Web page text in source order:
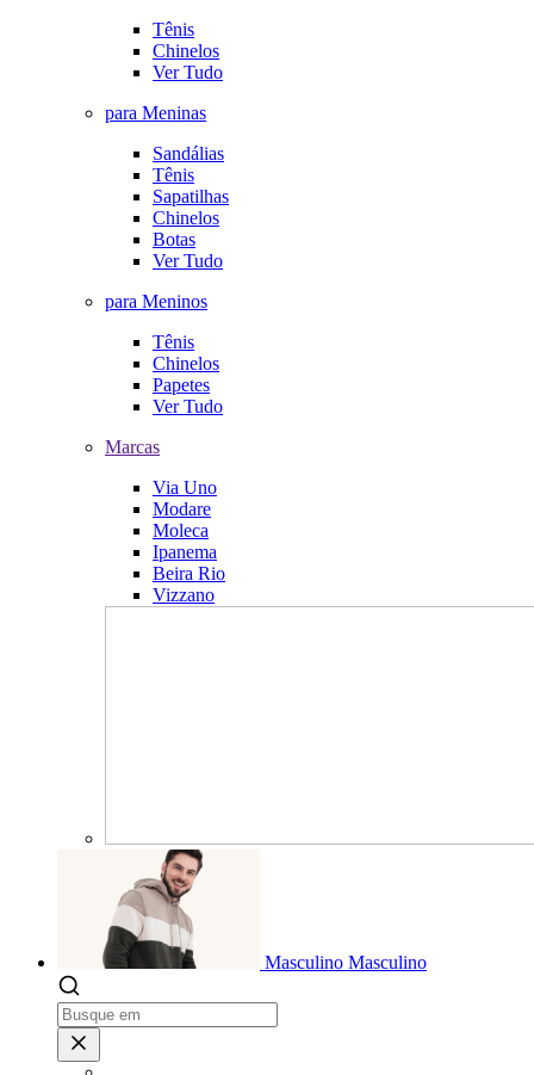
Tênis
Chinelos
Ver Tudo
para Meninas
Sandálias
Tênis
Sapatilhas
Chinelos
Botas
Ver Tudo
para Meninos
Tênis
Chinelos
Papetes
Ver Tudo
Marcas
Via Uno
Modare
Moleca
Ipanema
Beira Rio
Vizzano
Masculino Masculino